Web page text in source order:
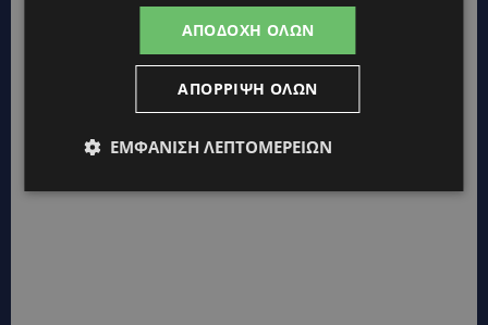
καλοκαιριού. Η περιποίηση της έχει...
ΑΠΟΔΟΧΉ ΌΛΩΝ
ΑΠΌΡΡΙΨΗ ΌΛΩΝ
ΕΜΦΆΝΙΣΗ ΛΕΠΤΟΜΕΡΕΙΏΝ